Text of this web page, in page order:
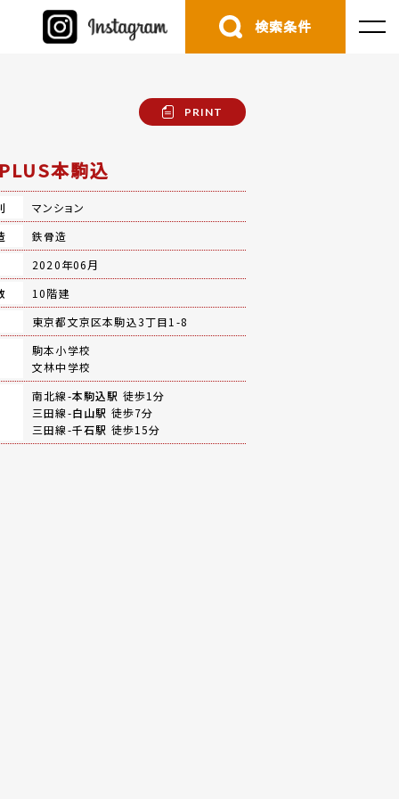
検索条件
PRINT
本駒込
マンション
鉄骨造
2020年06月
10階建
東京都文京区本駒込3丁目1-8
駒本小学校
文林中学校
南北線-本駒込駅 徒歩1分
三田線-白山駅 徒歩7分
三田線-千石駅 徒歩15分